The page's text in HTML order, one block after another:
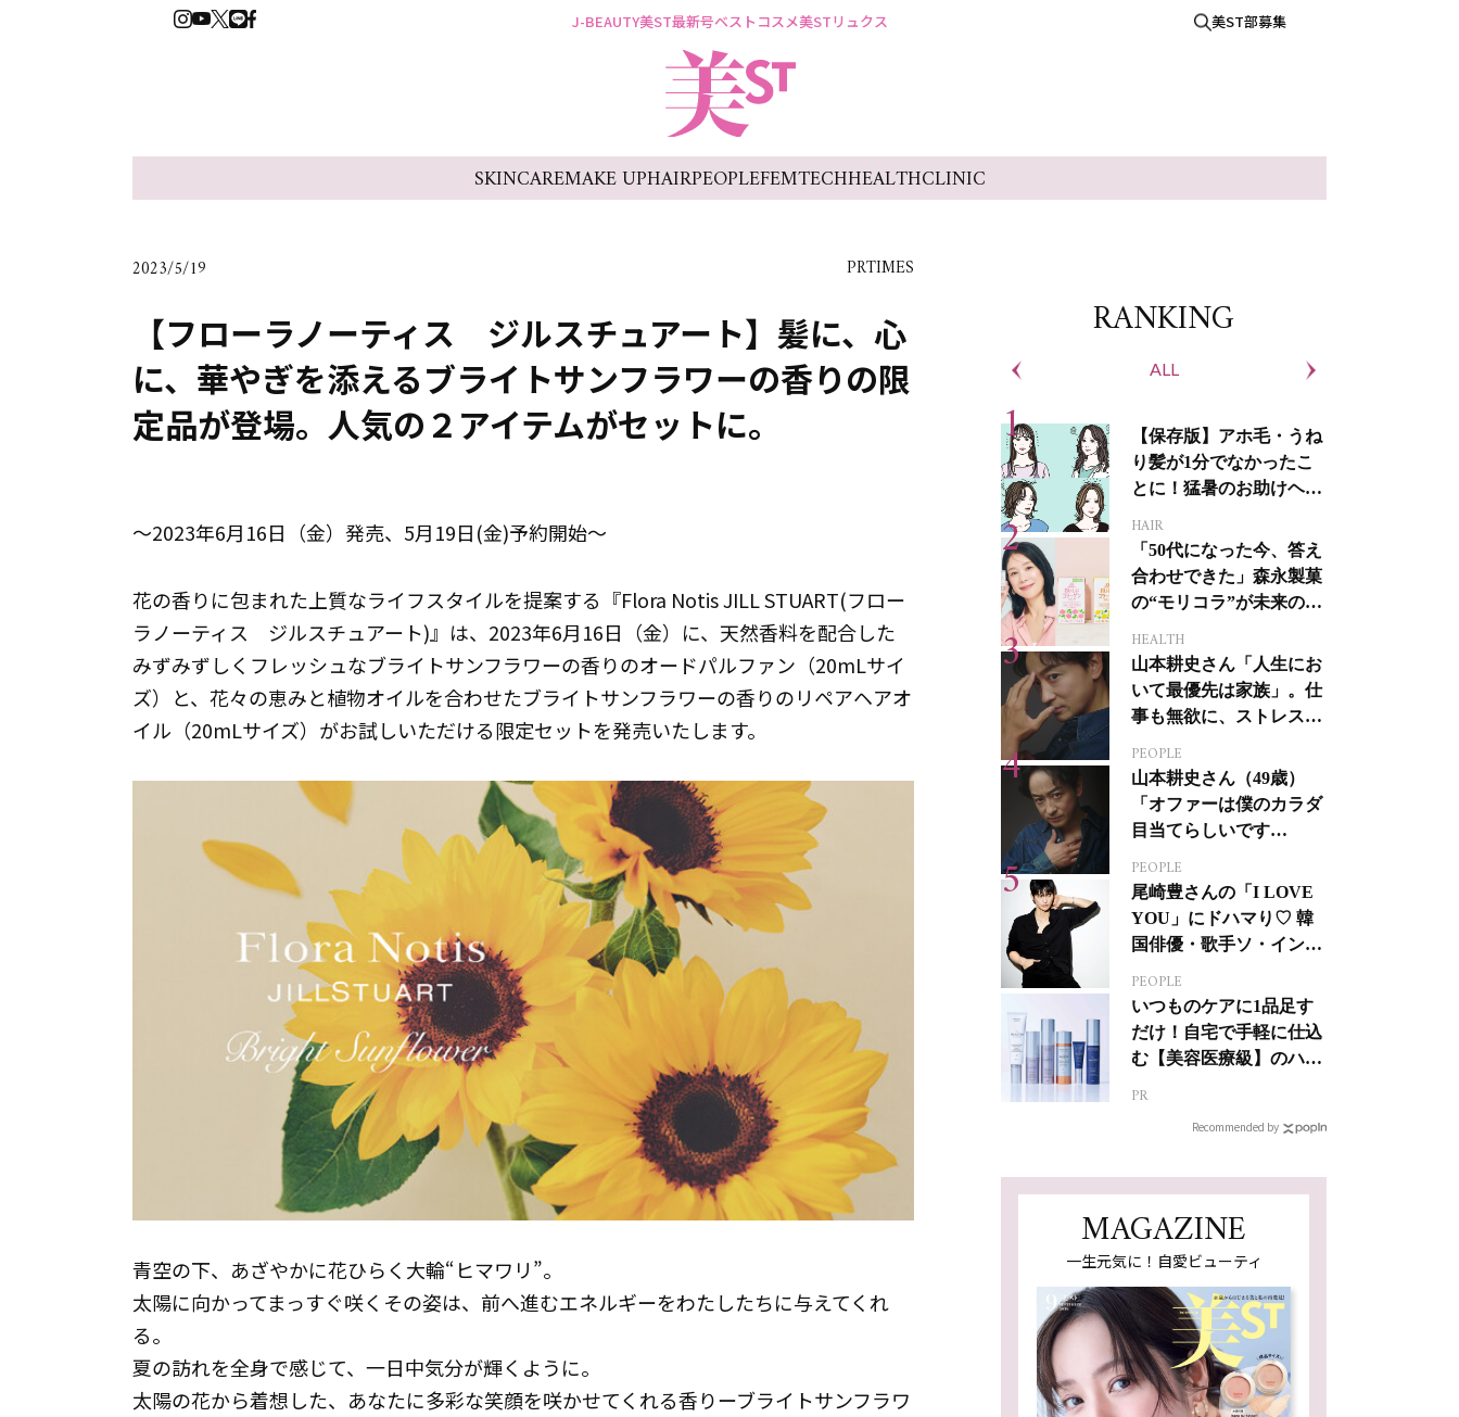
J-BEAUTY美ST最新号ベストコスメ美STリュクス 美ST部募集
SKINCAREMAKE UPHAIRPEOPLEFEMTECHHEALTHCLINIC
2023/5/19 PRTIMES
【フローラノーティス ジルスチュアート】髪に、心
に、華やぎを添えるブライトサンフラワーの香りの限
定品が登場。人気の２アイテムがセットに。
～2023年6月16日（金）発売、5月19日(金)予約開始～
花の香りに包まれた上質なライフスタイルを提案する『Flora Notis JILL STUART(フロー
ラノーティス ジルスチュアート)』は、2023年6月16日（金）に、天然香料を配合した
みずみずしくフレッシュなブライトサンフラワーの香りのオードパルファン（20mLサイ
ズ）と、花々の恵みと植物オイルを合わせたブライトサンフラワーの香りのリペアヘアオ
イル（20mLサイズ）がお試しいただける限定セットを発売いたします。
青空の下、あざやかに花ひらく大輪“ヒマワリ”。
太陽に向かってまっすぐ咲くその姿は、前へ進むエネルギーをわたしたちに与えてくれ
る。
夏の訪れを全身で感じて、一日中気分が輝くように。
太陽の花から着想した、あなたに多彩な笑顔を咲かせてくれる香りーブライトサンフラワ
RANKING
ALL
【保存版】アホ毛・うね
り髪が1分でなかったこ
とに！猛暑のお助けヘア
HAIR
「50代になった今、答え
合わせできた」森永製菓
の“モリコラ”が未来のキ
HEALTH
山本耕史さん「人生にお
いて最優先は家族」。仕
事も無欲に、ストレスを
PEOPLE
山本耕史さん（49歳）
「オファーは僕のカラダ
目当てらしいです
ジカルへの挑戦
PEOPLE
尾崎豊さんの「I LOVE
YOU」にドハマり♡ 韓
国俳優・歌手ソ・イング
人生って？
PEOPLE
いつものケアに1品足す
だけ！自宅で手軽に仕込
む【美容医療級】のハリ
PR
Recommended by
MAGAZINE
一生元気に！自愛ビューティ